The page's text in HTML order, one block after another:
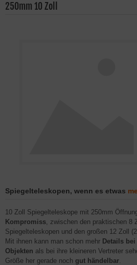
250mm 10 Zoll
Spiegelteleskopen, wenn es etwas
10 Zoll Spiegelteleskope mit 250mm
Kompromiss, zwischen den praktischen 8
Spiegelteleskopen und den großen 12 Zoll
Mit ihnen kann man schon mehr Details
Objekten als bei ihre kleineren Vertreter
Größe her gerade noch gut händelbar.